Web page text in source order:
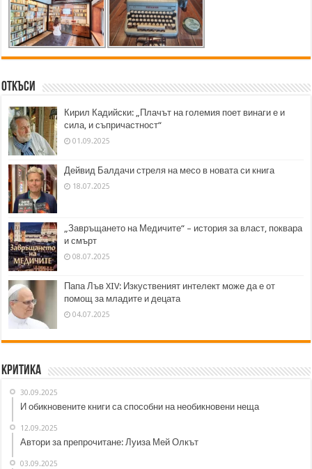
Откъси
Кирил Кадийски: „Плачът на големия поет винаги е и
сила, и съпричастност“
01.09.2025
Дейвид Балдачи стреля на месо в новата си книга
18.07.2025
„Завръщането на Медичите“ – история за власт, поквара
и смърт
08.07.2025
Папа Лъв XIV: Изкуственият интелект може да е от
помощ за младите и децата
04.07.2025
Критика
30.09.2025
И обикновените книги са способни на необикновени неща
12.09.2025
Автори за препрочитане: Луиза Мей Олкът
03.09.2025